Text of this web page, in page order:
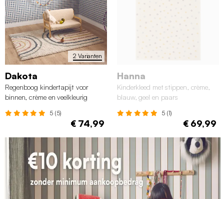
2 Varianten
Dakota
Regenboog kindertapijt voor
binnen, crème en veelkleurig
5 (5)
€ 74,99
Hanna
Kinderkleed met stippen, crème,
blauw, geel en paars
5 (1)
€ 69,99